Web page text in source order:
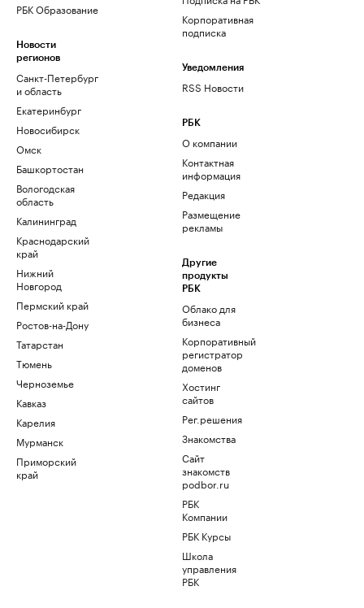
РБК Образование
Новости
регионов
Санкт-Петербург
и область
Екатеринбург
Новосибирск
Омск
Башкортостан
Вологодская
область
Калининград
Краснодарский
край
Нижний
Новгород
Пермский край
Ростов-на-Дону
Татарстан
Тюмень
Черноземье
Кавказ
Карелия
Мурманск
Приморский
край
Корпоративная
подписка
Уведомления
RSS Новости
РБК
О компании
Контактная
информация
Редакция
Размещение
рекламы
Другие
продукты
РБК
Облако для
бизнеса
Корпоративный
регистратор
доменов
Хостинг
сайтов
Рег.решения
Знакомства
Сайт
знакомств
podbor.ru
РБК
Компании
РБК Курсы
Школа
управления
РБК